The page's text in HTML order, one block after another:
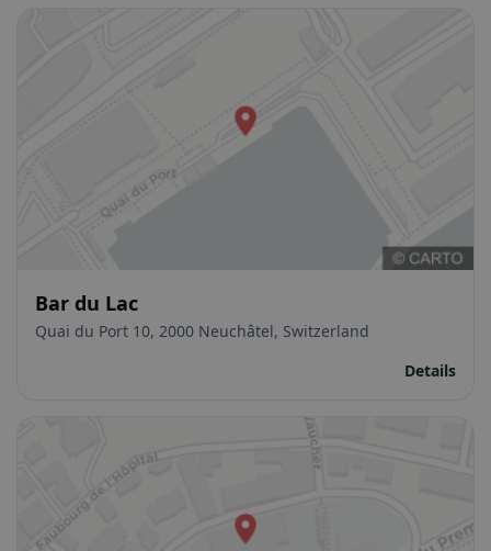
Bar du Lac
Quai du Port 10, 2000 Neuchâtel, Switzerland
Details